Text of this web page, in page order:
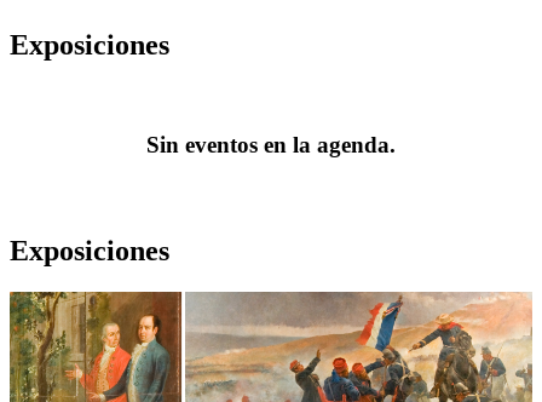
Exposiciones
Sin eventos en la agenda.
Exposiciones